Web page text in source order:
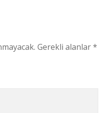
Gerekli alanlar*